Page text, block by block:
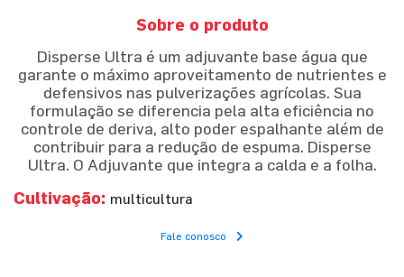
Sobre o produto
Disperse Ultra é um adjuvante base água que
garante o máximo aproveitamento de nutrientes e
defensivos nas pulverizações agrícolas. Sua
formulação se diferencia pela alta eficiência no
controle de deriva, alto poder espalhante além de
contribuir para a redução de espuma. Disperse
Ultra. O Adjuvante que integra a calda e a folha.
Cultivação: multicultura
Fale conosco